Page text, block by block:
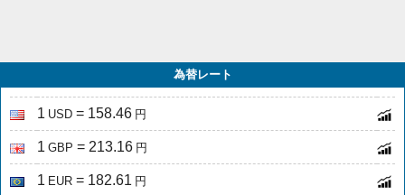
為替レート
1 USD = 158.46 円
1 GBP = 213.16 円
1 EUR = 182.61 円